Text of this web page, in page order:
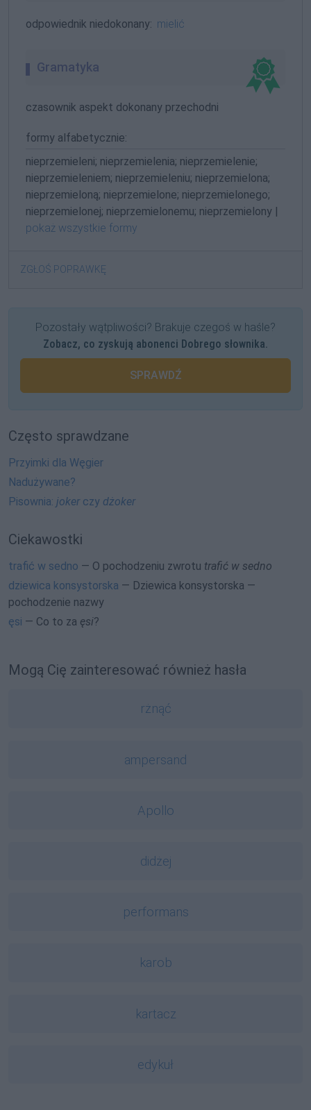
odpowiednik niedokonany: mielić
Gramatyka
czasownik aspekt dokonany przechodni
formy alfabetycznie:
nieprzemieleni; nieprzemielenia; nieprzemielenie;
nieprzemieleniem; nieprzemieleniu; nieprzemielona;
nieprzemieloną; nieprzemielone; nieprzemielonego;
nieprzemielonej; nieprzemielonemu; nieprzemielony |
pokaż wszystkie formy
ZGŁOŚ POPRAWKĘ
Pozostały wątpliwości? Brakuje czegoś w haśle?
Zobacz, co zyskują abonenci Dobrego słownika.
SPRAWDŹ
Często sprawdzane
Przyimki dla Węgier
Nadużywane?
Pisownia: jokerczy dżoker
Ciekawostki
trafić w sedno — O pochodzeniu zwrotu trafić w sedno
dziewica konsystorska — Dziewica konsystorska —
pochodzenie nazwy
ęsi — Co to za ęsi?
Mogą Cię zainteresować również hasła
rżnąć
ampersand
Apollo
didżej
performans
karob
kartacz
edykuł